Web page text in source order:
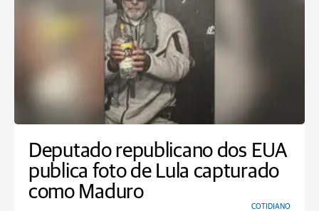
Deputado republicano dos EUA
publica foto de Lula capturado
como Maduro
COTIDIANO